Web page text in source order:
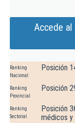
Accede
Ranking
Nacional
Posición
Ranking
Provincial
Posición
Ranking
Sectorial
Posición
médicos